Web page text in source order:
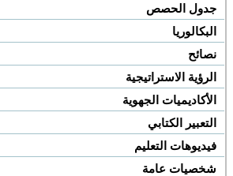
جدول الحصص
البكالوريا
نصائح
الرؤية الاستراتيجية
الأكاديميات الجهوية
التعبير الكتابي
فيديوهات التعليم
شخصيات عامة